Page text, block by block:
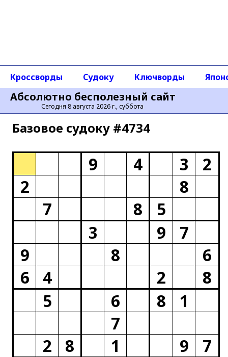
Абсолютно бесполезный сайт
Сегодня 8 августа 2026 г., суббота
Кроссворды Судоку Ключворды
Базовое cудоку #4734
9 4 3
2
2
8
7
8
5
3
9
7
9
8
6
6
4 2
8
5
6 8
1
7
2
8 1 9 7